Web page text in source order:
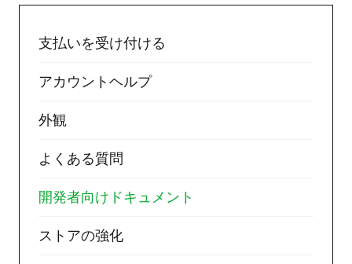
支払いを受け付ける
アカウントヘルプ
外観
よくある質問
開発者向けドキュメント
ストアの強化